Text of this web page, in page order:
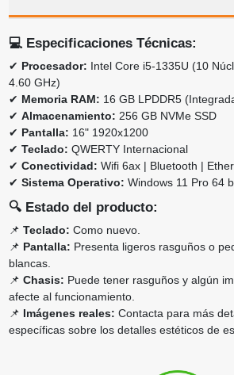
💻 Especificaciones Técnicas:
✔ Procesador: Intel Core i5-1335U (10
4.60 GHz)
✔ Memoria RAM: 16 GB LPDDR5
✔ Almacenamiento: 256 GB NVMe SSD
✔ Pantalla: 16" 1920x1200
✔ Teclado: QWERTY Internacional
✔ Conectividad: Wifi 6ax | Bluetooth |
✔ Sistema Operativo: Windows 11 Pro 64
🔍 Estado del producto:
📌 Teclado: Como nuevo.
📌 Pantalla: Presenta ligeros rasguños o
blancas.
📌 Chasis: Puede tener rasguños y algún
afecte al funcionamiento.
📌 Imágenes reales: Contacta para más
específicas sobre los detalles estéticos de